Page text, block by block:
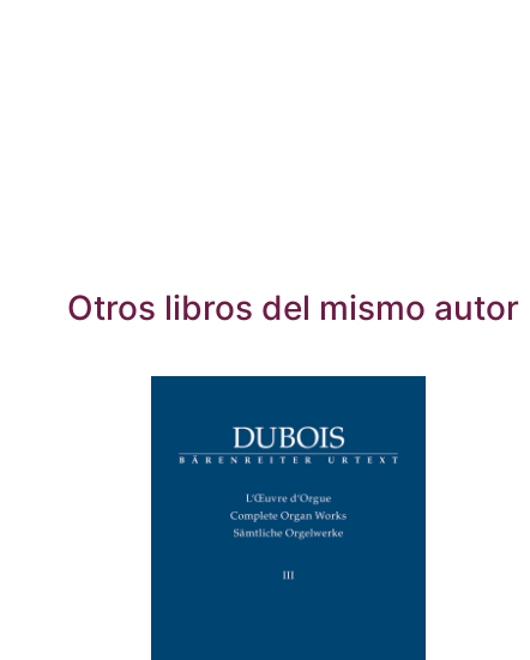
Otros libros del mismo autor